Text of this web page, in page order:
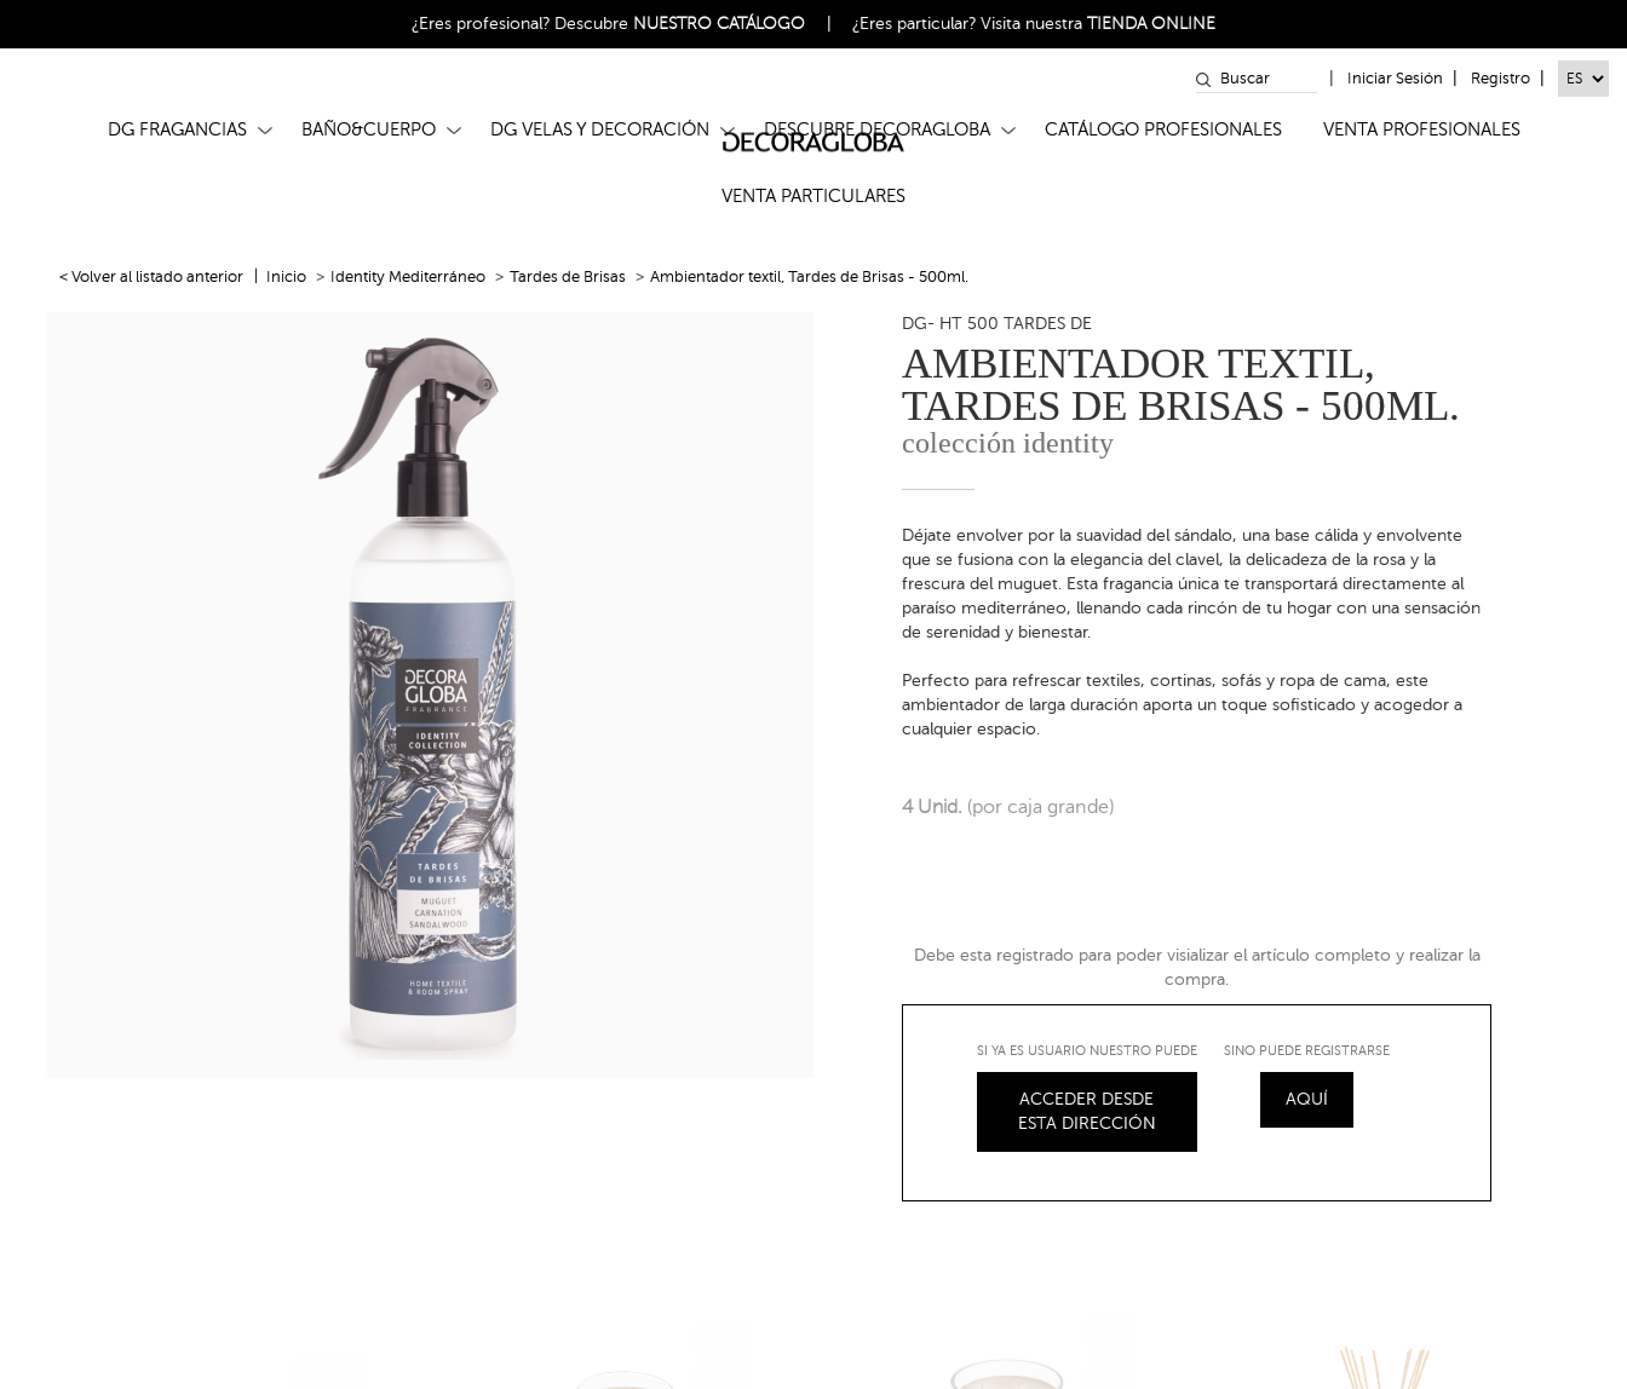
¿Eres profesional? Descubre NUESTRO CATÁLOGO ¿Eres particular?Visita nuestraTIENDA ONLINE
Iniciar Sesión Registro
DG FRAGANCIAS BAÑO&CUERPO DG VELAS Y DECORACIÓN DESCUBRE DECORAGLOBA CATÁLOGO PROFESIONALES VENTA PROFESIONALES
VENTA PARTICULARES
< Volver al listado anterior Inicio Identity Mediterráneo Tardes de Brisas Ambientador textil, Tardes de Brisas - 500ml.
DG- HT 500 TARDES DE
AMBIENTADOR TEXTIL,
TARDES DE BRISAS - 500ML.
colección identity
Déjate envolver por la suavidad del sándalo, una base cálida y envolvente
que se fusiona con la elegancia del clavel, la delicadeza de la rosa y la
frescura del muguet. Esta fragancia única te transportará directamente al
paraíso mediterráneo, llenando cada rincón de tu hogar con una sensación
de serenidad y bienestar.
Perfecto para refrescar textiles, cortinas, sofás y ropa de cama, este
ambientador de larga duración aporta un toque sofisticado y acogedor a
cualquier espacio.
4 Unid. (por caja grande)
Debe esta registrado para poder visializar el artículo completo y realizar la
compra.
SI YA ES USUARIO NUESTRO PUEDE
ACCEDER DESDE
ESTA DIRECCIÓN
SINO PUEDE REGISTRARSE
AQUÍ